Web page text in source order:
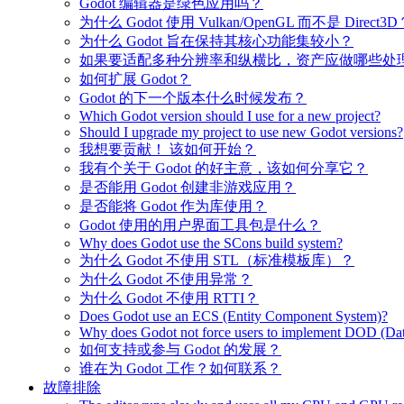
Godot 编辑器是绿色应用吗？
为什么 Godot 使用 Vulkan/OpenGL 而不是 Direct3D
为什么 Godot 旨在保持其核心功能集较小？
如果要适配多种分辨率和纵横比，资产应做哪些处
如何扩展 Godot？
Godot 的下一个版本什么时候发布？
Which Godot version should I use for a new project?
Should I upgrade my project to use new Godot versions?
我想要贡献！ 该如何开始？
我有个关于 Godot 的好主意，该如何分享它？
是否能用 Godot 创建非游戏应用？
是否能将 Godot 作为库使用？
Godot 使用的用户界面工具包是什么？
Why does Godot use the SCons build system?
为什么 Godot 不使用 STL（标准模板库）？
为什么 Godot 不使用异常？
为什么 Godot 不使用 RTTI？
Does Godot use an ECS (Entity Component System)?
Why does Godot not force users to implement DOD
如何支持或参与 Godot 的发展？
谁在为 Godot 工作？如何联系？
故障排除